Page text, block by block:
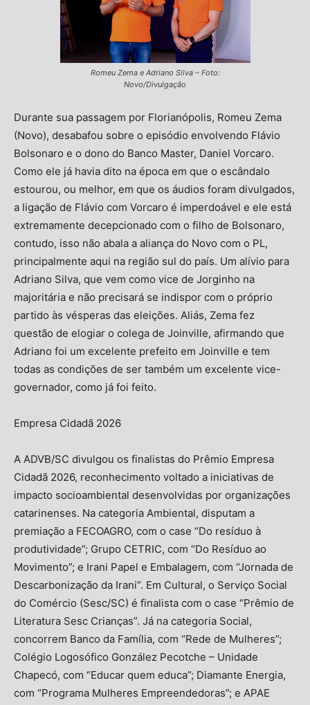
Romeu Zema e Adriano Silva – Foto:
Novo/Divulgação
Durante sua passagem por Florianópolis, Romeu Zema
(Novo), desabafou sobre o episódio envolvendo Flávio
Bolsonaro e o dono do Banco Master, Daniel Vorcaro.
Como ele já havia dito na época em que o escândalo
estourou, ou melhor, em que os áudios foram divulgados,
a ligação de Flávio com Vorcaro é imperdoável e ele está
extremamente decepcionado com o filho de Bolsonaro,
contudo, isso não abala a aliança do Novo com o PL,
principalmente aqui na região sul do país. Um alívio para
Adriano Silva, que vem como vice de Jorginho na
majoritária e não precisará se indispor com o próprio
partido às vésperas das eleições. Aliás, Zema fez
questão de elogiar o colega de Joinville, afirmando que
Adriano foi um excelente prefeito em Joinville e tem
todas as condições de ser também um excelente vice-
governador, como já foi feito.
Empresa Cidadã 2026
A ADVB/SC divulgou os finalistas do Prêmio Empresa
Cidadã 2026, reconhecimento voltado a iniciativas de
impacto socioambiental desenvolvidas por organizações
catarinenses. Na categoria Ambiental, disputam a
premiação a FECOAGRO, com o case “Do resíduo à
produtividade”; Grupo CETRIC, com “Do Resíduo ao
Movimento”; e Irani Papel e Embalagem, com “Jornada de
Descarbonização da Irani”. Em Cultural, o Serviço Social
do Comércio (Sesc/SC) é finalista com o case “Prêmio de
Literatura Sesc Crianças”. Já na categoria Social,
concorrem Banco da Família, com “Rede de Mulheres”;
Colégio Logosófico González Pecotche – Unidade
Chapecó, com “Educar quem educa”; Diamante Energia,
com “Programa Mulheres Empreendedoras”; e APAE